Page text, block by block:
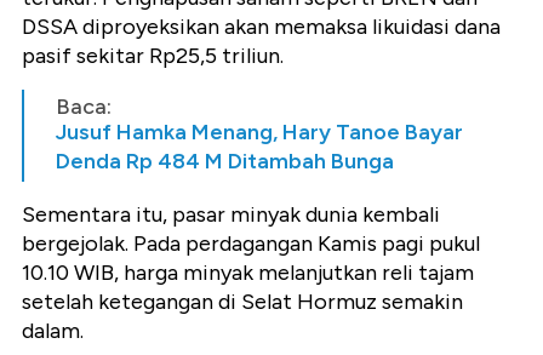
DSSA diproyeksikan akan memaksa likuidasi dana
pasif sekitar Rp25,5 triliun.
Baca:
Jusuf Hamka Menang, Hary Tanoe Bayar
Denda Rp 484 M Ditambah Bunga
Sementara itu, pasar minyak dunia kembali
bergejolak. Pada perdagangan Kamis pagi pukul
10.10 WIB, harga minyak melanjutkan reli tajam
setelah ketegangan di Selat Hormuz semakin
dalam.